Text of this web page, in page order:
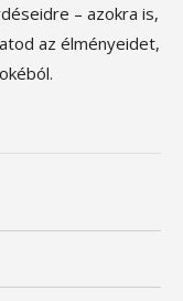
– azokra is,
az élményeidet,